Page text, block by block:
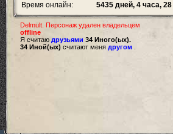
Время онлайн:
5435 дней, 4 часа,
Delmult. Персонаж удален владельцем
offline
Я считаю друзьями 34 Иного(ых).
34 Иной(ых) считают меня другом